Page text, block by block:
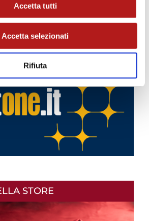
Accetta tutti
Accetta selezionati
Rifiuta
STORE